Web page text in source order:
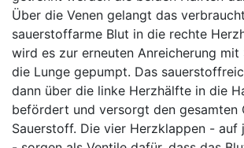
Über die Venen gelangt das
sauerstoffarme Blut in die rechte
wird es zur erneuten Anreicherung
die Lunge gepumpt. Das
dann über die linke Herzhälfte in die
befördert und versorgt den gesamten
Sauerstoff. Die vier Herzklappen - auf